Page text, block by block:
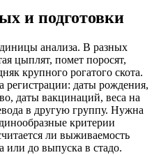
и подготовки
анализа. В разных
цыплят, помет поросят,
крупного рогатого скота.
регистрации: даты рождения,
даты вакцинаций, веса на
в другую группу. Нужна
критерии
ли выживаемость
или до выпуска в стадо.